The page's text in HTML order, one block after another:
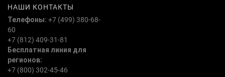
НАШИ КОНТАКТЫ
Телефоны: +7 (499) 380-68-
60
+7 (812) 409-31-81
Бесплатная линия для
регионов:
+7 (800) 302-45-46